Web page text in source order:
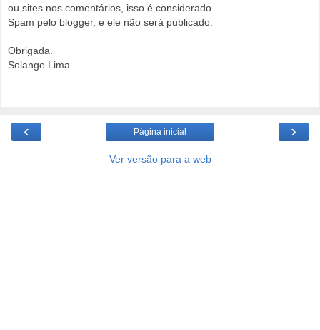
ou sites nos comentários, isso é considerado
Spam pelo blogger, e ele não será publicado.
Obrigada.
Solange Lima
‹ ›
Página inicial
Ver versão para a web